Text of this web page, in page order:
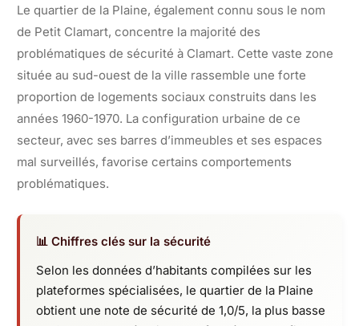
Le quartier de la Plaine, également connu sous le nom
de Petit Clamart, concentre la majorité des
problématiques de sécurité à Clamart. Cette vaste zone
située au sud-ouest de la ville rassemble une forte
proportion de logements sociaux construits dans les
années 1960-1970. La configuration urbaine de ce
secteur, avec ses barres d’immeubles et ses espaces
mal surveillés, favorise certains comportements
problématiques.
📊 Chiffres clés sur la sécurité
Selon les données d’habitants compilées sur les
plateformes spécialisées, le quartier de la Plaine
obtient une note de sécurité de 1,0/5, la plus basse